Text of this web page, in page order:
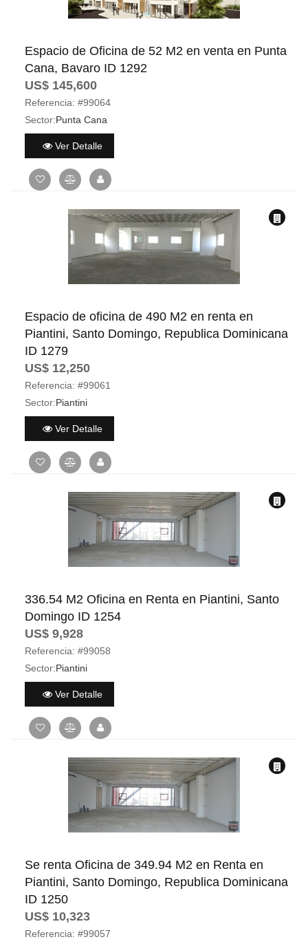
Espacio de Oficina de 52 M2 en venta en Punta
Cana, Bavaro ID 1292
US$ 145,600
Referencia: #99064
Sector:Punta Cana
Ver Detalle
Espacio de oficina de 490 M2 en renta en
Piantini, Santo Domingo, Republica Dominicana
ID 1279
US$ 12,250
Referencia: #99061
Sector:Piantini
Ver Detalle
336.54 M2 Oficina en Renta en Piantini, Santo
Domingo ID 1254
US$ 9,928
Referencia: #99058
Sector:Piantini
Ver Detalle
Se renta Oficina de 349.94 M2 en Renta en
Piantini, Santo Domingo, Republica Dominicana
ID 1250
US$ 10,323
Referencia: #99057